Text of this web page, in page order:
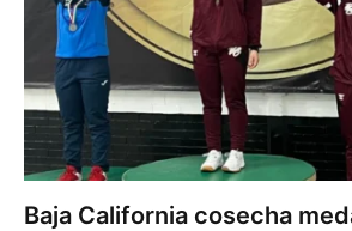
Baja California cosecha